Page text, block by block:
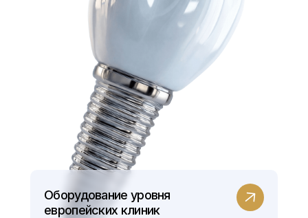
Оборудование уровня
европейских клиник